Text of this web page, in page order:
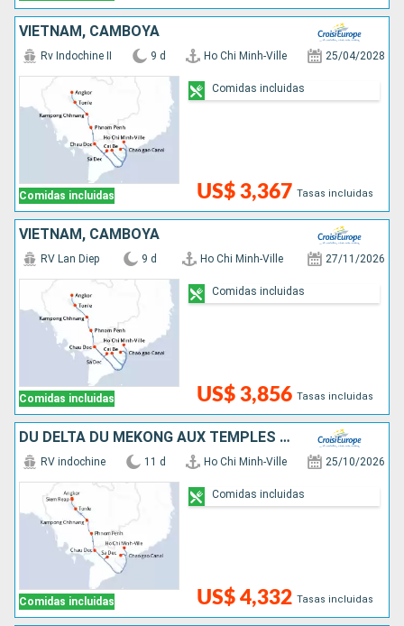
VIETNAM, CAMBOYA
Comidas incluidas
Rv Indochine II 9 d Ho Chi Minh-Ville 25/04/2028
US$ 3,367 Tasas incluidas
Comidas incluidas
VIETNAM, CAMBOYA
Comidas incluidas
RV Lan Diep 9 d Ho Chi Minh-Ville 27/11/2026
US$ 3,856 Tasas incluidas
Comidas incluidas
DU DELTA DU MÉKONG AUX TEMPLES D'ANGKOR (FORMULE PORT/PORT)
Comidas incluidas
RV indochine 11 d Ho Chi Minh-Ville 25/10/2026
US$ 4,332 Tasas incluidas
Comidas incluidas